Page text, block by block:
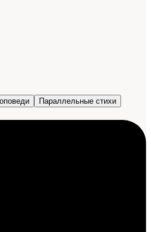
Параллельные стихи